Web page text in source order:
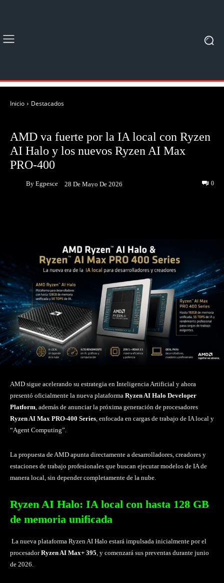
Inicio Destacados
AMD va fuerte por la IA local con Ryzen
AI Halo y los nuevos Ryzen AI Max
PRO-400
By Egpesce 28 De Mayo De 2026 0
AMD sigue acelerando su estrategia en Inteligencia Artificial y ahora
presentó oficialmente la nueva plataforma Ryzen AI Halo Developer
Platform , además de anunciar la próxima generación de procesadores
Ryzen AI Max PRO-400 Series , enfocada en cargas de trabajo de IA local y
“Agent Computing”.
La propuesta de AMD apunta directamente a desarrolladores, creadores y
estaciones de trabajo profesionales que buscan ejecutar modelos de IA de
manera local, sin depender completamente de la nube.
Ryzen AI Halo: IA local con hasta 128 GB
de memoria unificada
La nueva plataforma Ryzen AI Halo estará impulsada inicialmente por el
procesadorRyzen AI Max+ 395 , y comenzará sus preventas durante junio
de 2026.